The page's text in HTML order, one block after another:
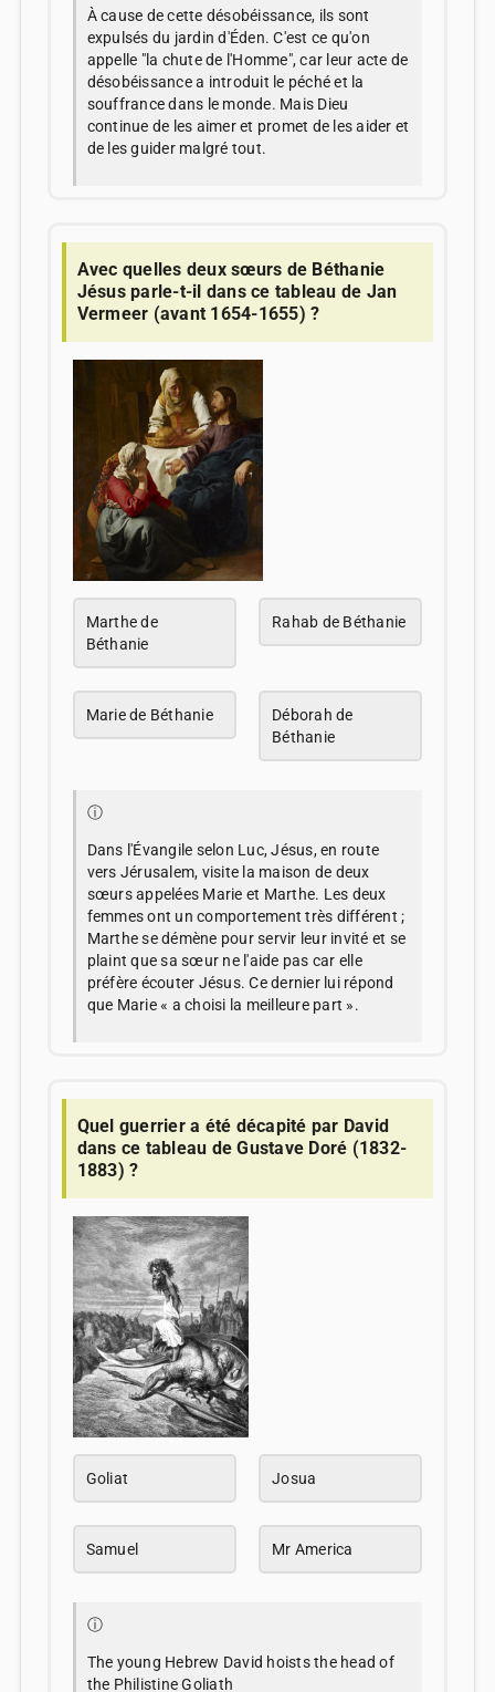
À cause de cette désobéissance, ils sont
expulsés du jardin d'Éden. C'est ce qu'on
appelle "la chute de l'Homme", car leur acte de
désobéissance a introduit le péché et la
souffrance dans le monde. Mais Dieu
continue de les aimer et promet de les aider et
de les guider malgré tout.
Avec quelles deux sœurs de Béthanie
Jésus parle-t-il dans ce tableau de Jan
Vermeer (avant 1654-1655) ?
Marthe de
Béthanie
Rahab de Béthanie
Marie de Béthanie
Déborah de
Béthanie
ⓘ
Dans l'Évangile selon Luc, Jésus, en route
vers Jérusalem, visite la maison de deux
sœurs appelées Marie et Marthe. Les deux
femmes ont un comportement très différent ;
Marthe se démène pour servir leur invité et se
plaint que sa sœur ne l'aide pas car elle
préfère écouter Jésus. Ce dernier lui répond
que Marie « a choisi la meilleure part ».
Quel guerrier a été décapité par David
dans ce tableau de Gustave Doré (1832-
1883) ?
Goliat Josua
Samuel Mr America
ⓘ
The young Hebrew David hoists the head of
the Philistine Goliath